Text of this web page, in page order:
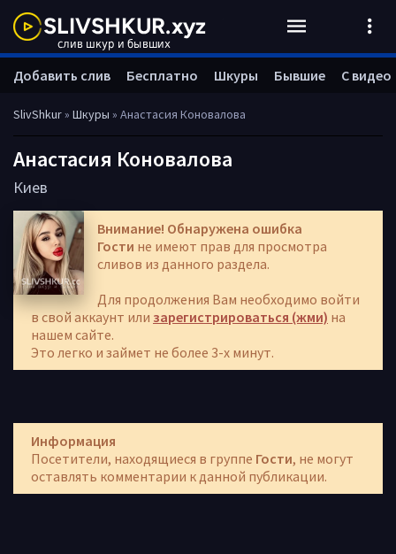
SlivShkur» Шкуры » Анастасия Коновалова
Анастасия Коновалова
Киев
Внимание! Обнаружена ошибка
Гости не имеют прав для просмотра
сливов из данного раздела.
Для продолжения Вам необходимо войти
в свой аккаунт или зарегистрироваться (жми) на
нашем сайте.
Это легко и займет не более 3-х минут.
Информация
Посетители, находящиеся в группе Гости, не могут
оставлять комментарии к данной публикации.
Добавить слив Бесплатно Шкуры Бывшие С видео